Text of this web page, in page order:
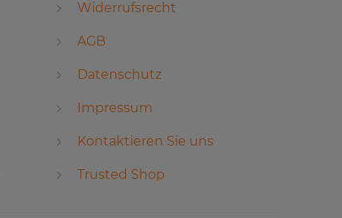
Widerrufsrecht
AGB
Datenschutz
Impressum
Kontaktieren Sie uns
Trusted Shop